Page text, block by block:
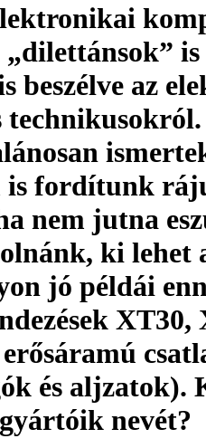
„dilettánsok”
beszélve az
is fordítunk
nem jutna
ki lehet
jó példái
XT30,
és aljzatok).
nevét?